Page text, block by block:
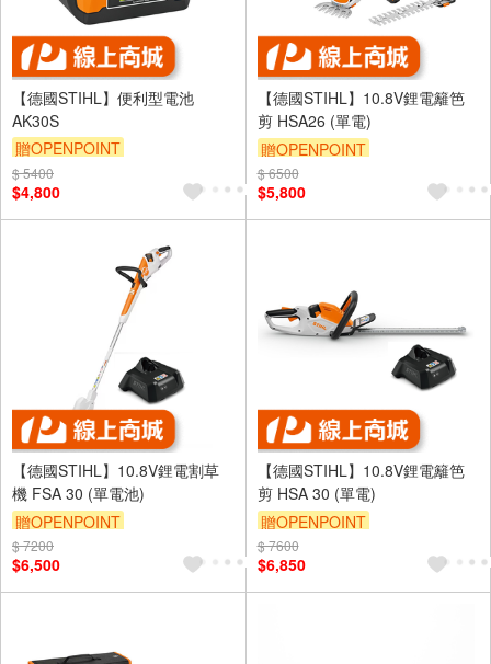
【德國STIHL】便利型電池
AK30S
贈OPENPOINT
$ 5400
$4,800
【德國STIHL】10.8V鋰電籬笆
剪 HSA26 (單電)
贈OPENPOINT
$ 6500
$5,800
【德國STIHL】10.8V鋰電割草
機 FSA 30 (單電池)
贈OPENPOINT
$ 7200
$6,500
【德國STIHL】10.8V鋰電籬笆
剪 HSA 30 (單電)
贈OPENPOINT
$ 7600
$6,850